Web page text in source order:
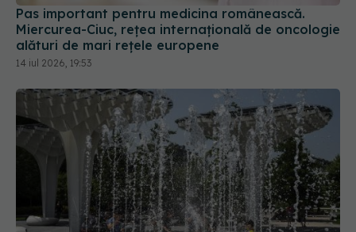
Canicula lovește mai tare decât se credea.
Organele afectate de căldura extremă